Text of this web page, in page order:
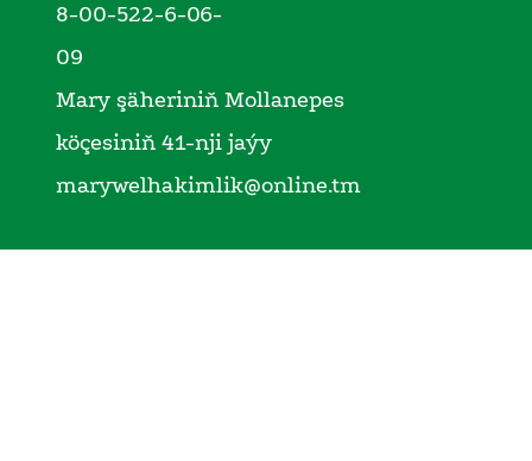
8-00-522-6-06-
09
Mary şäheriniň Mollanepes
köçesiniň 41-nji jaýy
marywelhakimlik@online.tm